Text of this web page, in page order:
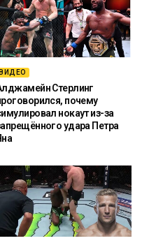
ВИДЕО
Стерлинг
почему
нокаут из-за
удара Петра